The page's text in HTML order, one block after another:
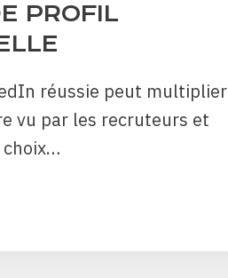
PROFIL
réussie peut multiplier
vu par les recruteurs et
choix…